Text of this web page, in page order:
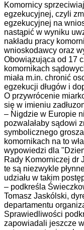
Komornicy
egzekucyjnej, czyli
egzekucyjnej na
nastąpić w wyniku
nakładu pracy
wnioskodawcy oraz
Obowiązująca od 17
komornikach
miała m.in. chronić
egzekucji długów i
O przywrócenie
się w imieniu
– Nigdzie w Europie
pozwalałaby sądowi
symbolicznego
komornikach na to
wypowiedzi dla
Rady Komorniczej dr
te są niezwykle
udziału w takim
– podkreśla
Tomasz Jaskólski,
departamentu
Sprawiedliwości
zapowiadali jeszcze